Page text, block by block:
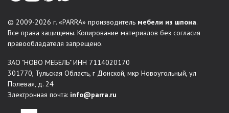
входной зоны: обувницы, вешалки, шкафы-купе,
консоли.
Системы хранения
Мягкая мебель
Индивидуальные проекты
: по желанию заказчика
можно создать мебель по индивидуальным размерам.
© 2009-2026 г. «PARRA» производитель мебели из шпона.
Все права защищены. Копирование материалов без согласия
правообладателя запрещено.
ЗАО "НОВО МЕБЕЛЬ" ИНН 7114020170
301770, Тульская Область, г Донской, мкр Новоугольный, ул
Полевая, д. 24
Электронная почта: info@parra.ru